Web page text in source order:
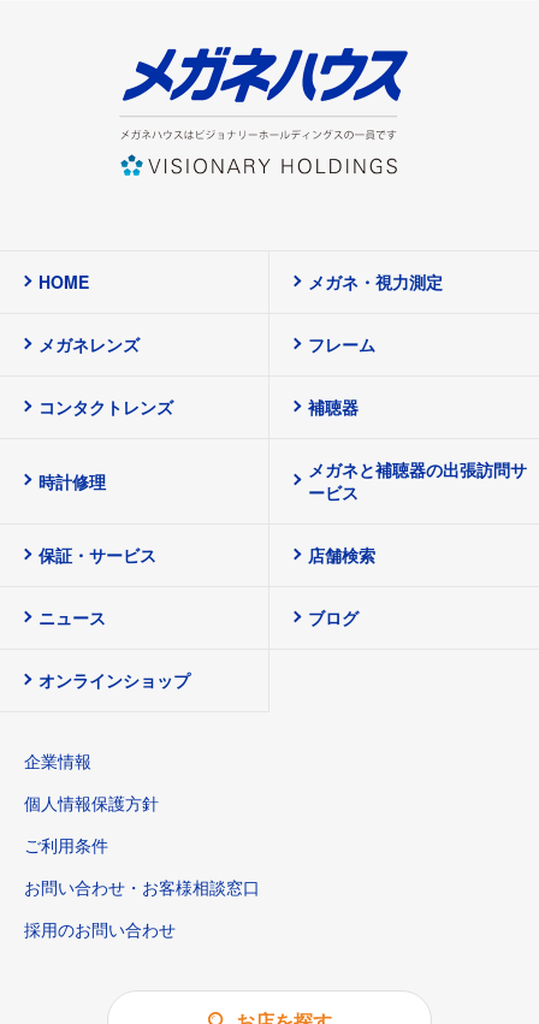
HOME メガネ・視力測定
メガネレンズ フレーム
コンタクトレンズ 補聴器
時計修理
メガネと補聴器の出張訪問サ
ービス
保証・サービス 店舗検索
ニュース ブログ
オンラインショップ
企業情報
個人情報保護方針
ご利用条件
お問い合わせ・お客様相談窓口
採用のお問い合わせ